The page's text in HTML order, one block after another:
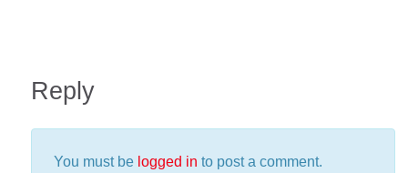
Reply
You must be logged in to post a comment.